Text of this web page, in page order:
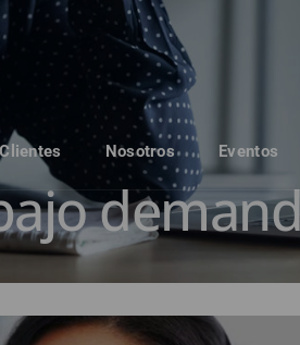
Clientes Nosotros Eventos